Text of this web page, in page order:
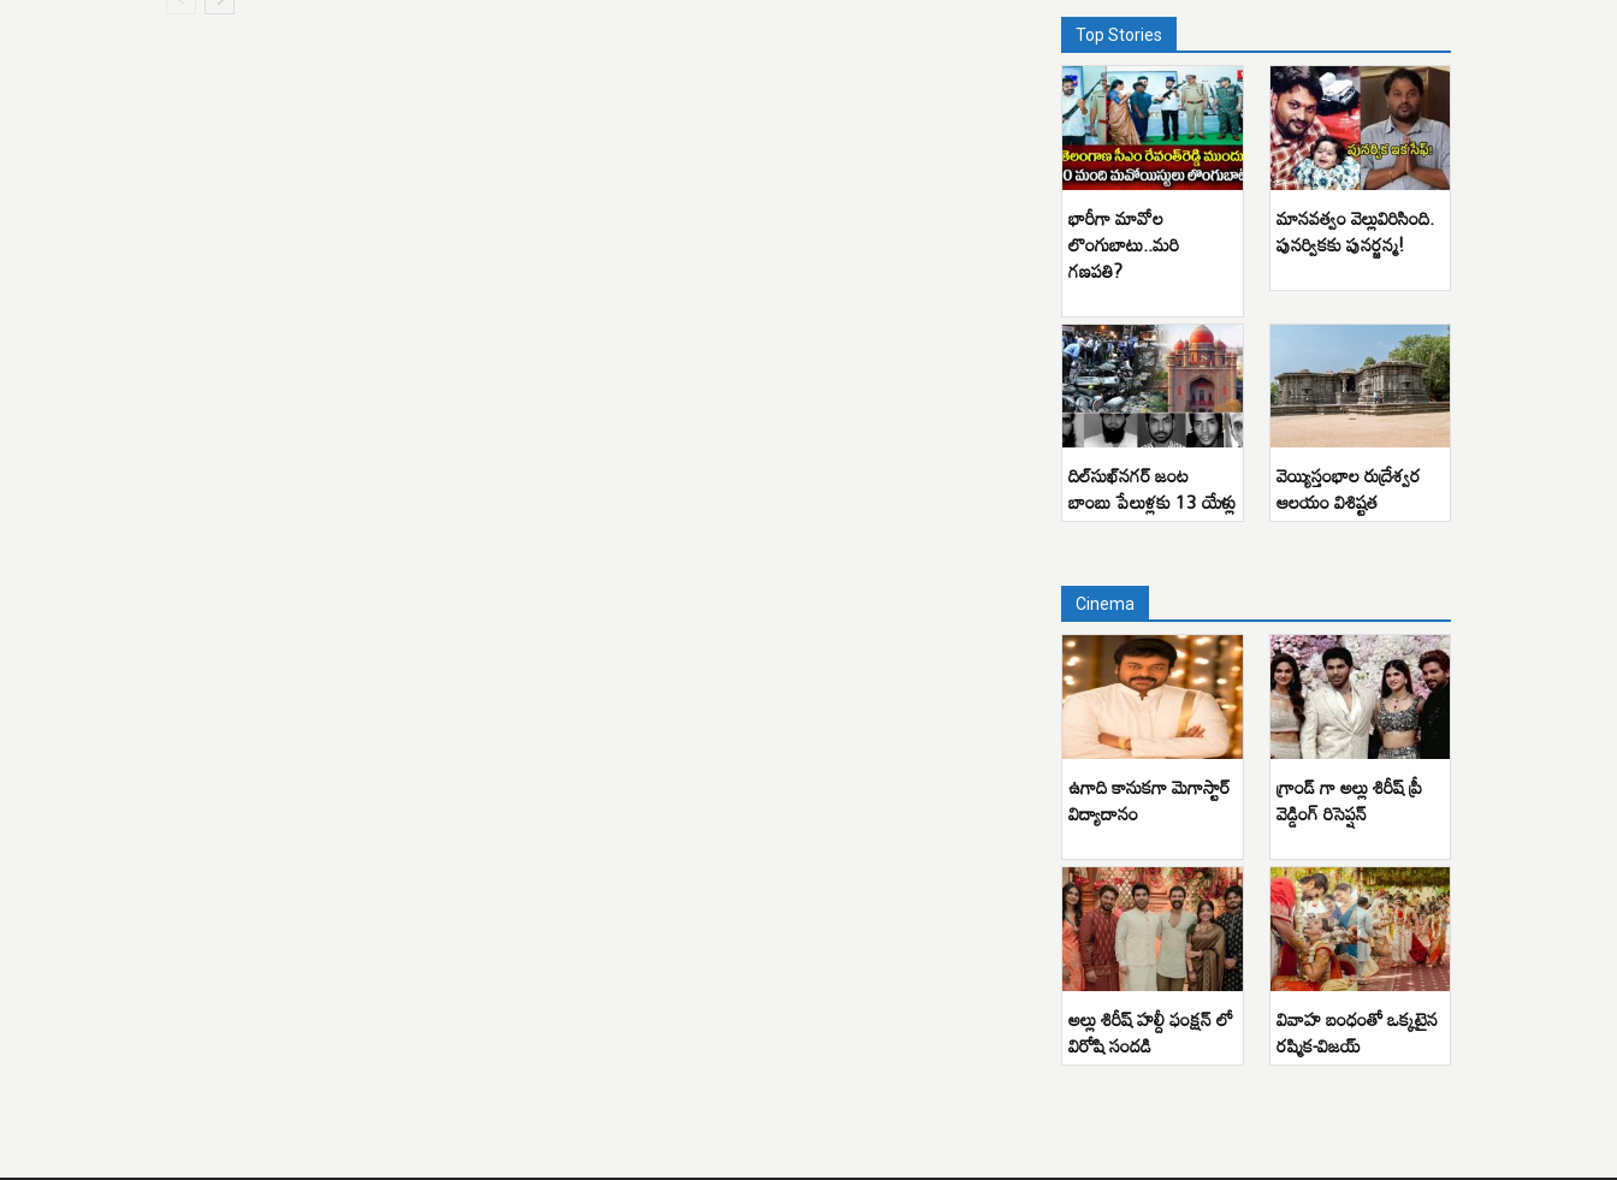
Top Stories
భారీగా మావోల
లొంగుబాటు..మరి
గణపతి?
మానవత్వం వెల్లువిరిసింది.
పునర్వికకు పునర్జన్మ!
దిల్‌సుఖ్‌నగర్ జంట
బాంబు పేలుళ్లకు 13 యేళ్లు
వెయ్యిస్తంభాల రుద్రేశ్వర
ఆలయం విశిష్టత
Cinema
ఉగాది కానుకగా మెగాస్టార్
విద్యాదానం
గ్రాండ్ గా అల్లు శిరీష్ ప్రీ
వెడ్డింగ్ రిసెప్షన్
అల్లు శిరీష్ హల్దీ ఫంక్షన్ లో
విరోషి సందడి
వివాహ బంధంతో ఒక్కటైన
రష్మిక-విజయ్